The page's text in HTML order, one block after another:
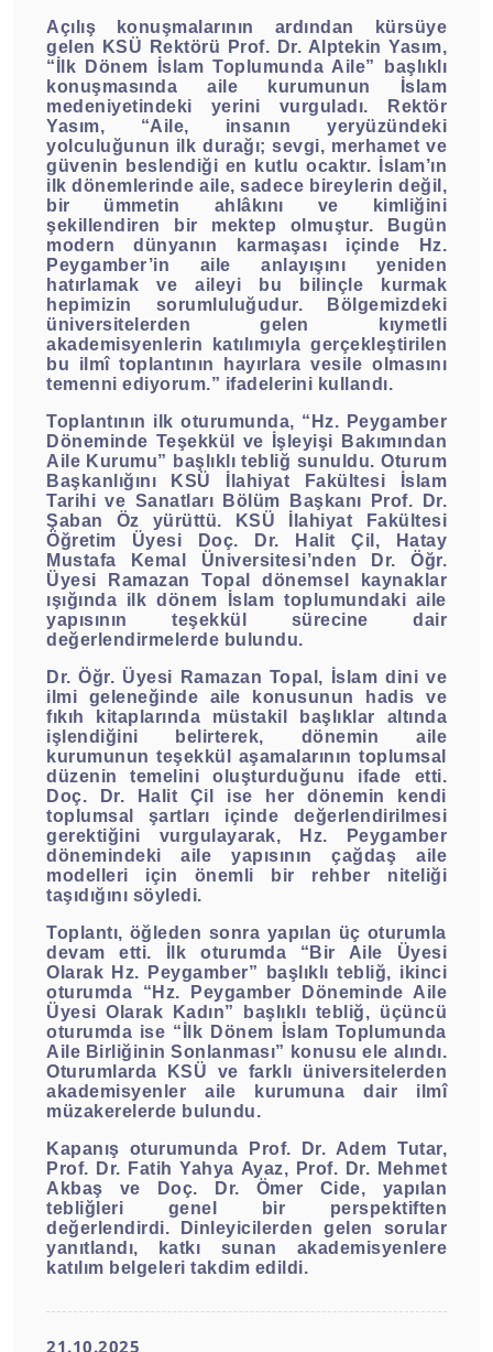
Açılış konuşmalarının ardından kürsüye
gelen KSÜ Rektörü Prof. Dr. Alptekin Yasım,
“İlk Dönem İslam Toplumunda Aile” başlıklı
konuşmasında aile kurumunun İslam
medeniyetindeki yerini vurguladı. Rektör
Yasım, “Aile, insanın yeryüzündeki
yolculuğunun ilk durağı; sevgi, merhamet ve
güvenin beslendiği en kutlu ocaktır. İslam’ın
ilk dönemlerinde aile, sadece bireylerin değil,
bir ümmetin ahlâkını ve kimliğini
şekillendiren bir mektep olmuştur. Bugün
modern dünyanın karmaşası içinde Hz.
Peygamber’in aile anlayışını yeniden
hatırlamak ve aileyi bu bilinçle kurmak
hepimizin sorumluluğudur. Bölgemizdeki
üniversitelerden gelen kıymetli
akademisyenlerin katılımıyla gerçekleştirilen
bu ilmî toplantının hayırlara vesile olmasını
temenni ediyorum.” ifadelerini kullandı.
Toplantının ilk oturumunda, “Hz. Peygamber
Döneminde Teşekkül ve İşleyişi Bakımından
Aile Kurumu” başlıklı tebliğ sunuldu. Oturum
Başkanlığını KSÜ İlahiyat Fakültesi İslam
Tarihi ve Sanatları Bölüm Başkanı Prof. Dr.
Şaban Öz yürüttü. KSÜ İlahiyat Fakültesi
Öğretim Üyesi Doç. Dr. Halit Çil, Hatay
Mustafa Kemal Üniversitesi’nden Dr. Öğr.
Üyesi Ramazan Topal dönemsel kaynaklar
ışığında ilk dönem İslam toplumundaki aile
yapısının teşekkül sürecine dair
değerlendirmelerde bulundu.
Dr. Öğr. Üyesi Ramazan Topal, İslam dini ve
ilmi geleneğinde aile konusunun hadis ve
fıkıh kitaplarında müstakil başlıklar altında
işlendiğini belirterek, dönemin aile
kurumunun teşekkül aşamalarının toplumsal
düzenin temelini oluşturduğunu ifade etti.
Doç. Dr. Halit Çil ise her dönemin kendi
toplumsal şartları içinde değerlendirilmesi
gerektiğini vurgulayarak, Hz. Peygamber
dönemindeki aile yapısının çağdaş aile
modelleri için önemli bir rehber niteliği
taşıdığını söyledi.
Toplantı, öğleden sonra yapılan üç oturumla
devam etti. İlk oturumda “Bir Aile Üyesi
Olarak Hz. Peygamber” başlıklı tebliğ, ikinci
oturumda “Hz. Peygamber Döneminde Aile
Üyesi Olarak Kadın” başlıklı tebliğ, üçüncü
oturumda ise “İlk Dönem İslam Toplumunda
Aile Birliğinin Sonlanması” konusu ele alındı.
Oturumlarda KSÜ ve farklı üniversitelerden
akademisyenler aile kurumuna dair ilmî
müzakerelerde bulundu.
Kapanış oturumunda Prof. Dr. Adem Tutar,
Prof. Dr. Fatih Yahya Ayaz, Prof. Dr. Mehmet
Akbaş ve Doç. Dr. Ömer Cide, yapılan
tebliğleri genel bir perspektiften
değerlendirdi. Dinleyicilerden gelen sorular
yanıtlandı, katkı sunan akademisyenlere
katılım belgeleri takdim edildi.
21.10.2025